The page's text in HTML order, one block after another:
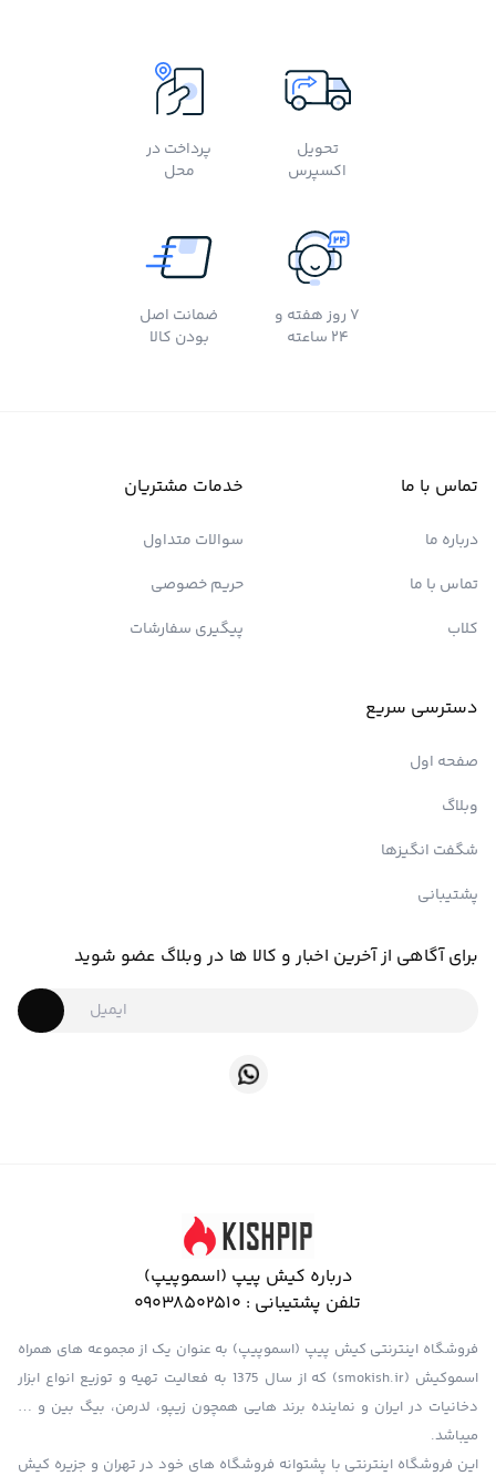
تحویل
اکسپرس
پرداخت در
محل
7 روز هفته و
24 ساعته
ضمانت اصل
بودن کالا
تماس با ما
درباره ما
تماس با ما
کلاب
خدمات مشتریان
سوالات متداول
حریم خصوصی
پیگیری سفارشات
دسترسی سریع
صفحه اول
وبلاگ
شگفت انگیزها
پشتیبانی
برای آگاهی از آخرین اخبار و کالا ها در وبلاگ عضو شوید
درباره کیش پیپ (اسموپیپ)
تلفن پشتیبانی : 09038502510
فروشگاه اینترنتی کیش پیپ (اسموپیپ) به عنوان یک از مجموعه های همراه
اسموکیش (smokish.ir) که از سال 1375 به فعالیت تهیه و توزیع انواع ابزار
دخانیات در ایران و نماینده برند هایی همچون زیپو، لدرمن، بیگ بین و …
میباشد.
این فروشگاه اینترنتی با پشتوانه فروشگاه های خود در تهران و جزیره کیش